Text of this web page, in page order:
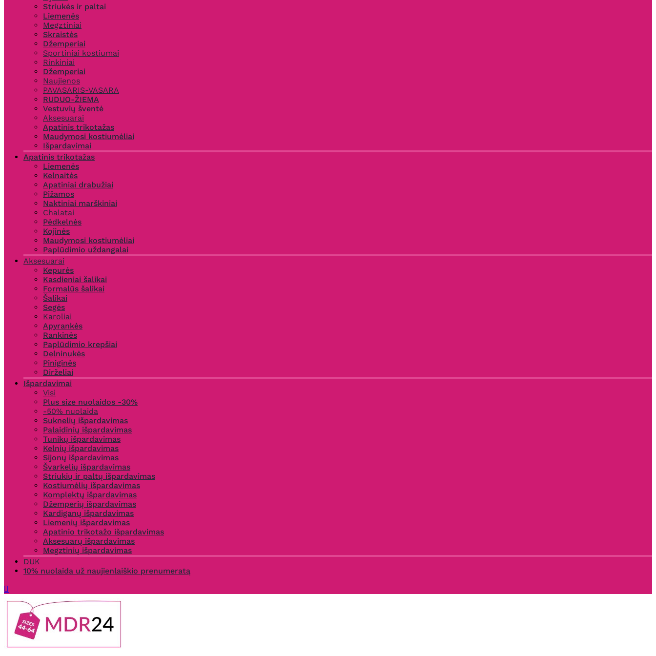
Striukės ir paltai
Liemenės
Megztiniai
Skraistės
Džemperiai
Sportiniai kostiumai
Rinkiniai
Džemperiai
Naujienos
PAVASARIS-VASARA
RUDUO-ŽIEMA
Vestuvių šventė
Aksesuarai
Apatinis trikotažas
Maudymosi kostiumėliai
Išpardavimai
Apatinis trikotažas
Liemenės
Kelnaitės
Apatiniai drabužiai
Pižamos
Naktiniai marškiniai
Chalatai
Pėdkelnės
Kojinės
Maudymosi kostiumėliai
Paplūdimio uždangalai
Aksesuarai
Kepurės
Kasdieniai šalikai
Formalūs šalikai
Šalikai
Segės
Karoliai
Apyrankės
Rankinės
Paplūdimio krepšiai
Delninukės
Piniginės
Dirželiai
Išpardavimai
Visi
Plus size nuolaidos -30%
-50% nuolaida
Suknelių išpardavimas
Palaidinių išpardavimas
Tunikų išpardavimas
Kelnių išpardavimas
Sijonų išpardavimas
Švarkelių išpardavimas
Striukių ir paltų išpardavimas
Kostiumėlių išpardavimas
Komplektų išpardavimas
Džemperių išpardavimas
Kardiganų išpardavimas
Liemenių išpardavimas
Apatinio trikotažo išpardavimas
Aksesuarų išpardavimas
Megztinių išpardavimas
DUK
10% nuolaida už naujienlaiškio prenumeratą
